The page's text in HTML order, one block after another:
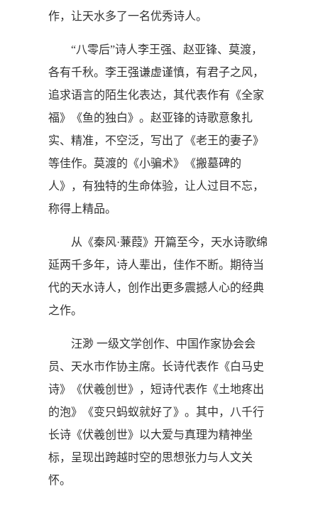
作，让天水多了一名优秀诗人。
“八零后”诗人李王强、赵亚锋、莫渡，
各有千秋。李王强谦虚谨慎，有君子之风，
追求语言的陌生化表达，其代表作有《全家
福》《鱼的独白》。赵亚锋的诗歌意象扎
实、精准，不空泛，写出了《老王的妻子》
等佳作。莫渡的《小骗术》《搬墓碑的
人》，有独特的生命体验，让人过目不忘，
称得上精品。
从《秦风·蒹葭》开篇至今，天水诗歌绵
延两千多年，诗人辈出，佳作不断。期待当
代的天水诗人，创作出更多震撼人心的经典
之作。
汪渺 一级文学创作、中国作家协会会
员、天水市作协主席。长诗代表作《白马史
诗》《伏羲创世》，短诗代表作《土地疼出
的泡》《变只蚂蚁就好了》。其中，八千行
长诗《伏羲创世》以大爱与真理为精神坐
标，呈现出跨越时空的思想张力与人文关
怀。